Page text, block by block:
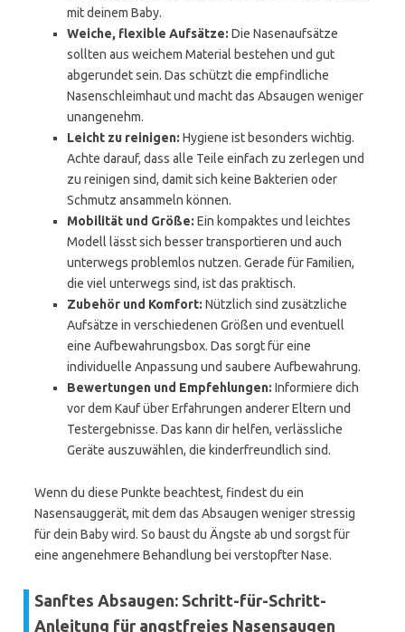
mit deinem Baby.
Weiche, flexible Aufsätze: Die Nasenaufsätze
sollten aus weichem Material bestehen und gut
abgerundet sein. Das schützt die empfindliche
Nasenschleimhaut und macht das Absaugen weniger
unangenehm.
Leicht zu reinigen: Hygiene ist besonders wichtig.
Achte darauf, dass alle Teile einfach zu zerlegen und
zu reinigen sind, damit sich keine Bakterien oder
Schmutz ansammeln können.
Mobilität und Größe: Ein kompaktes und leichtes
Modell lässt sich besser transportieren und auch
unterwegs problemlos nutzen. Gerade für Familien,
die viel unterwegs sind, ist das praktisch.
Zubehör und Komfort: Nützlich sind zusätzliche
Aufsätze in verschiedenen Größen und eventuell
eine Aufbewahrungsbox. Das sorgt für eine
individuelle Anpassung und saubere Aufbewahrung.
Bewertungen und Empfehlungen: Informiere dich
vor dem Kauf über Erfahrungen anderer Eltern und
Testergebnisse. Das kann dir helfen, verlässliche
Geräte auszuwählen, die kinderfreundlich sind.
Wenn du diese Punkte beachtest, findest du ein
Nasensauggerät, mit dem das Absaugen weniger stressig
für dein Baby wird. So baust du Ängste ab und sorgst für
eine angenehmere Behandlung bei verstopfter Nase.
Sanftes Absaugen: Schritt-für-Schritt-
Anleitung für angstfreies Nasensaugen